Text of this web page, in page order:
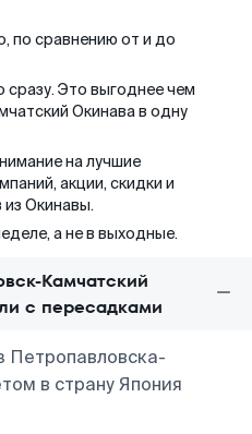
по сравнению от и до
сразу. Это выгоднее чем
Окинава в одну
на лучшие
акции, скидки и
Окинавы.
а не в выходные.
Камчатский
с пересадками
Петропавловска-
в страну Япония